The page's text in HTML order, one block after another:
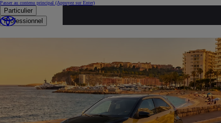
Passer au contenu principal (Appuyez sur Enter)
Particulier
Professionnel
Promotion Toyota
Aygo X